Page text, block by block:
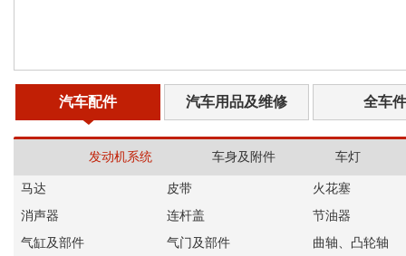
汽车配件 汽车用品及维修 全车件
发动机系统 车身及附件 车灯
马达 皮带
火花塞
消声器
连杆盖
节油器
气缸及部件
气门及部件
曲轴、凸轮轴